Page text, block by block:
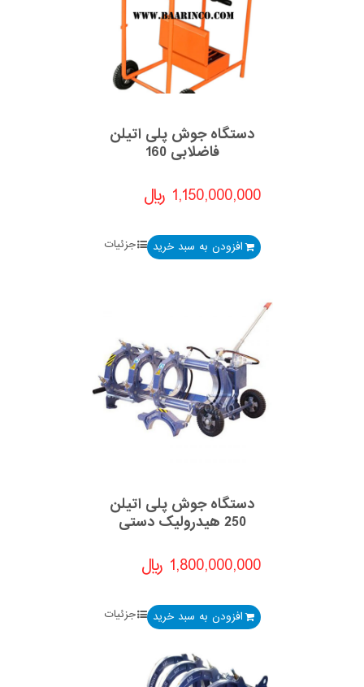
دستگاه جوش پلی اتیلن
فاضلابی 160
﷼ 1,150,000,000
افزودن به سبد خرید جزئیات
دستگاه جوش پلی اتیلن
250 هیدرولیک دستی
﷼ 1,800,000,000
افزودن به سبد خرید جزئیات